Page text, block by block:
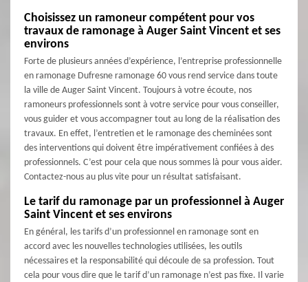
Choisissez un ramoneur compétent pour vos
travaux de ramonage à Auger Saint Vincent et ses
environs
Forte de plusieurs années d’expérience, l’entreprise professionnelle
en ramonage Dufresne ramonage 60 vous rend service dans toute
la ville de Auger Saint Vincent. Toujours à votre écoute, nos
ramoneurs professionnels sont à votre service pour vous conseiller,
vous guider et vous accompagner tout au long de la réalisation des
travaux. En effet, l’entretien et le ramonage des cheminées sont
des interventions qui doivent être impérativement confiées à des
professionnels. C’est pour cela que nous sommes là pour vous aider.
Contactez-nous au plus vite pour un résultat satisfaisant.
Le tarif du ramonage par un professionnel à Auger
Saint Vincent et ses environs
En général, les tarifs d’un professionnel en ramonage sont en
accord avec les nouvelles technologies utilisées, les outils
nécessaires et la responsabilité qui découle de sa profession. Tout
cela pour vous dire que le tarif d’un ramonage n’est pas fixe. Il varie